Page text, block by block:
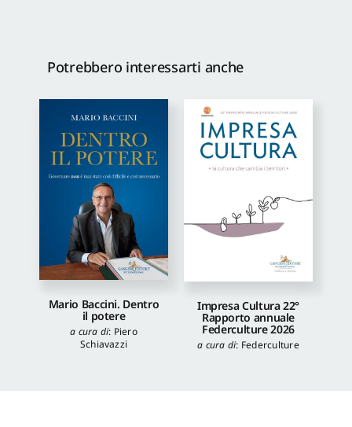
Potrebbero interessarti anche
Mario Baccini. Dentro
il potere
a cura di: Piero
Schiavazzi
Impresa Cultura 22°
Rapporto annuale
Federculture 2026
a cura di: Federculture